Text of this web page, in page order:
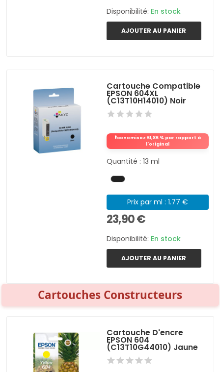
Disponibilité: En stock
AJOUTER AU PANIER
Cartouche Compatible
EPSON 604XL
(C13T10H14010) Noir
Économisez 61,86 % par rapport à
l'original
Quantité : 13 ml
Prix par ml : 1.77 €
23,90 €
Disponibilité: En stock
AJOUTER AU PANIER
Cartouches Constructeurs
Cartouche D'encre
EPSON 604
(C13T10G44010) Jaune